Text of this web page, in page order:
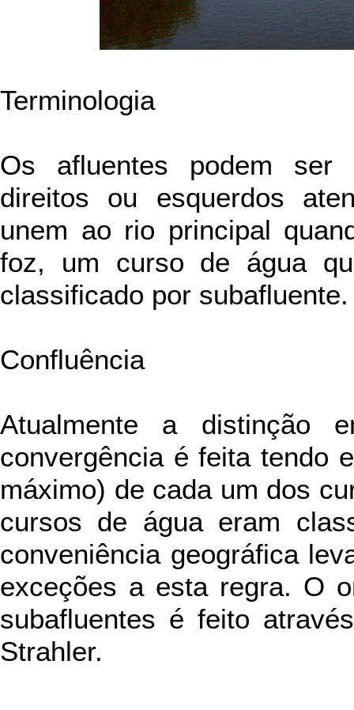
Terminologia
Os afluentes podem ser
direitos ou esquerdos
unem ao rio principal
foz, um curso de água
classificado por subafluente.
Confluência
Atualmente a distinção
convergência é feita tendo
máximo) de cada um dos
cursos de água eram
conveniência geográfica
exceções a esta regra. O
subafluentes é feito
Strahler.